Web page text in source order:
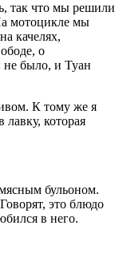
так что мы решили
мотоцикле мы
качелях,
о
было, и Туан
К тому же я
которая
бульоном.
это блюдо
в него.